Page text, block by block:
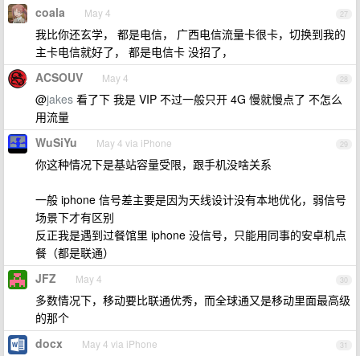
27
coala May 4
我比你还玄学， 都是电信， 广西电信流量卡很卡，切换到我的
主卡电信就好了， 都是电信卡 没招了，
28
ACSOUV May 4
@jakes 看了下 我是 VIP 不过一般只开 4G 慢就慢点了 不怎么
用流量
29
WuSiYu May 4 via iPhone
你这种情况下是基站容量受限，跟手机没啥关系
一般 iphone 信号差主要是因为天线设计没有本地优化，弱信号
场景下才有区别
反正我是遇到过餐馆里 iphone 没信号，只能用同事的安卓机点
餐（都是联通）
30
JFZ May 4
多数情况下，移动要比联通优秀，而全球通又是移动里面最高级
的那个
31
docx May 4 via iPhone